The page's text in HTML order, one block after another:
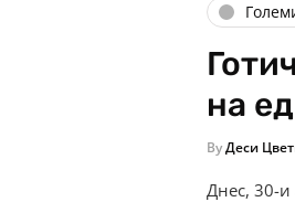
на
ByДеси
Днес, 30-